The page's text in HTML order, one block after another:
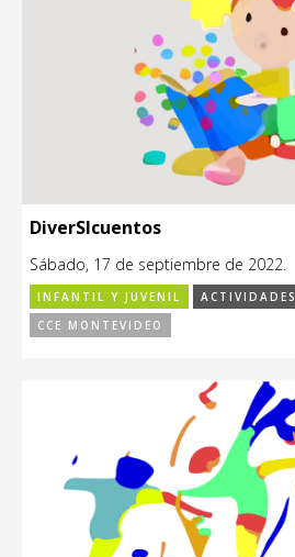
DiverSIcuentos
Sábado, 17 de septiembre de 2022.
INFANTIL Y JUVENIL
ACTIVIDADES
CCE MONTEVIDEO